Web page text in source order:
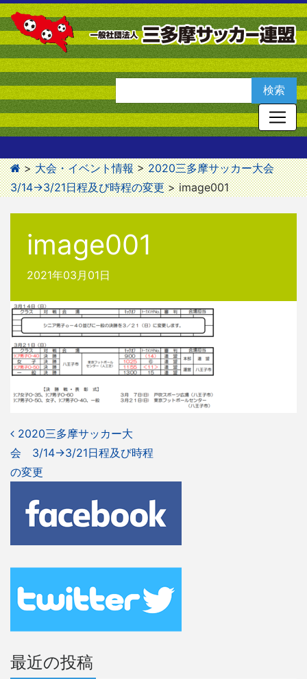
>大会・イベント情報>2020三多摩サッカー大会
3/14→3/21日程及び時程の変更>image001
image001
2021年03月01日
投
稿
ナ
ビ
ゲ
シ
ョ
ン
2020三多摩サッカー大
会 3/14→3/21日程及び時程
の変更
最近の投稿